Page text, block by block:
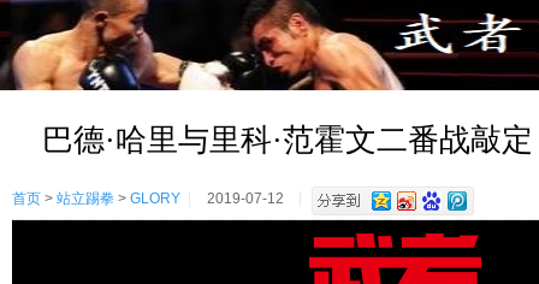
巴德·哈里与里科·范霍文二番战敲
首页 > 站立踢拳 > GLORY 2019-07-12